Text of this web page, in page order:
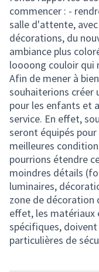
commencer : -
salle d'attente,
décorations, du
ambiance plus
loooong couloir qui
Afin de mener à
souhaiterions créer
pour les enfants et
service. En effet,
seront équipés
meilleures
pourrions étendre
moindres détails
luminaires,
zone de décoration
effet, les matériaux
spécifiques,
particulières de